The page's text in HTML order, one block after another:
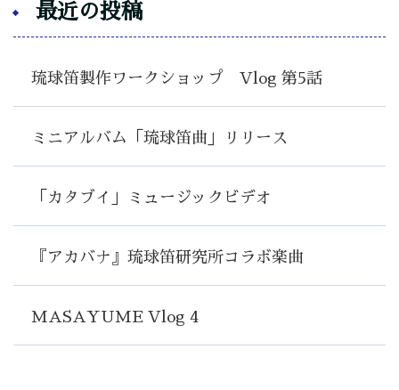
最近の投稿
琉球笛製作ワークショップ Vlog 第5話
ミニアルバム「琉球笛曲」リリース
「カタブイ」ミュージックビデオ
『アカバナ』琉球笛研究所コラボ楽曲
MASAYUME Vlog 4